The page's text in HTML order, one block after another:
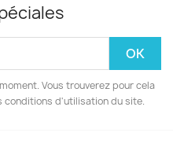
Vous trouverez pour cela
conditions d'utilisation du site.